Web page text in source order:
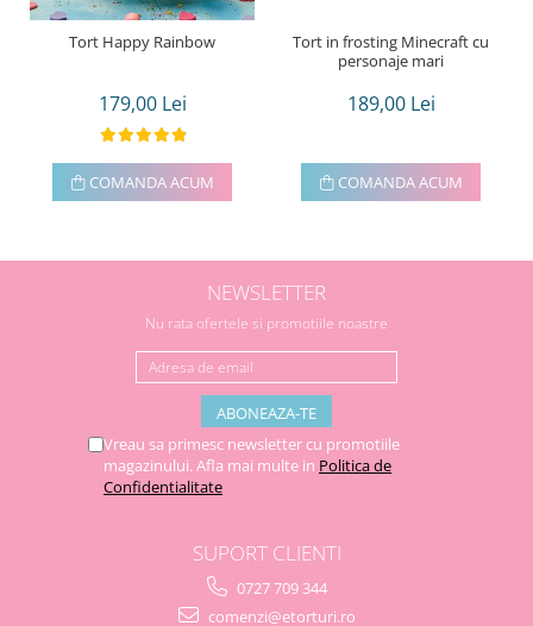
Tort Happy Rainbow
179,00 Lei
COMANDA ACUM
Tort in frosting Minecraft cu
personaje mari
189,00 Lei
COMANDA ACUM
NEWSLETTER
Nu rata ofertele si promotiile noastre
Vreau sa primesc newsletter cu promotiile
magazinului. Afla mai multe in Politica de
Confidentialitate
SUPORT CLIENTI
0727 709 344
comenzi@etorturi.ro